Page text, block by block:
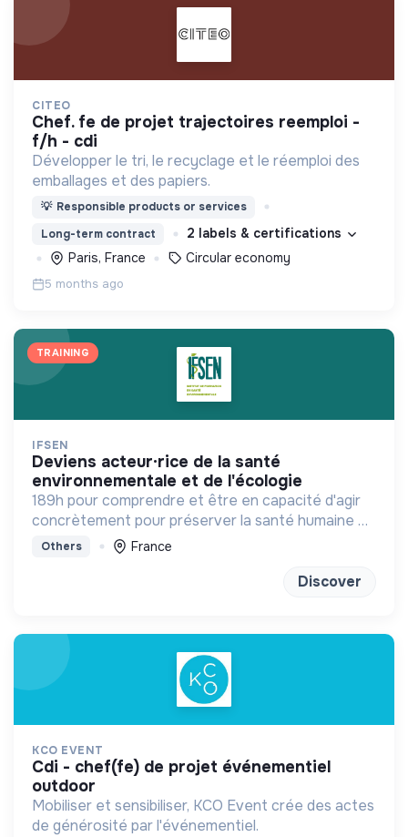
CITEO
chef. fe de projet trajectoires reemploi -
f/h - cdi
Développer le tri, le recyclage et le réemploi des
emballages et des papiers.
💡 Responsible products or services
Long-term contract
2 labels & certifications
Paris, France
Circular economy
5 months ago
TRAINING
IFSEN
deviens acteur·rice de la santé
environnementale et de l'écologie
189h pour comprendre et être en capacité d'agir
concrètement pour préserver la santé humaine et
planétaire
Others France
Discover
KCO EVENT
cdi - chef(fe) de projet événementiel
outdoor
Mobiliser et sensibiliser, KCO Event crée des actes
de générosité par l'événementiel.